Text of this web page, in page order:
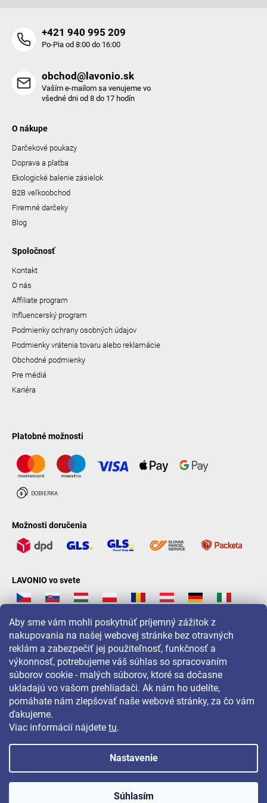
Aby sme vám mohli poskytnúť príjemný zážitok z
nakupovania na našej webovej stránke bez otravných
reklám a zabezpečiť jej použiteľnosť, funkčnosť a
výkonnosť, potrebujeme váš súhlas so spracovaním
súborov cookie - malých súborov, ktoré sa dočasne
ukladajú vo vašom prehliadači. Ak nám ho udelíte,
pomáhate nám zlepšovať naše webové stránky, za čo vám
ďakujeme.
Viac informácií nájdete tu.
Nastavenie
Súhlasím
+421 940 995 209
Po-Pia od 8:00 do 16:00
obchod@lavonio.sk
Vaším e-mailom sa venujeme vo
všedné dni od 8 do 17 hodín
O nákupe
Darčekové poukazy
Doprava a platba
Ekologické balenie zásielok
B2B veľkoobchod
Firemné darčeky
Blog
Spoločnosť
Kontakt
O nás
Affiliate program
Influencerský program
Podmienky ochrany osobných údajov
Podmienky vrátenia tovaru alebo reklamácie
Obchodné podmienky
Pre médiá
Kariéra
Platobné možnosti
Možnosti doručenia
LAVONIO vo svete
Pre akcie, súťaže a zľavy nás sledujte na:
Copyright 2026 LAVONIO.sk. Všetky práva vyhradené.